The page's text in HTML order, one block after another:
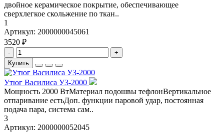
двойное керамическое покрытие, обеспечивающее
сверхлегкое скольжение по ткан..
1
Артикул: 2000000045061
3520 ₽
-
+
Купить
Утюг Василиса У3-2000
Мощность 2000 ВтМатериал подошвы тефлонВертикальное
отпаривание естьДоп. функции паровой удар, постоянная
подача пара, система сам..
3
Артикул: 2000000052045